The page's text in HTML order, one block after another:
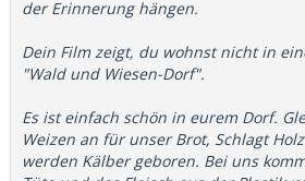
der Erinnerung hängen.
Dein Film zeigt, du wohnst nicht in
"Wald und Wiesen-Dorf".
Es ist einfach schön in eurem Dorf.
Weizen an für unser Brot, Schlagt
werden Kälber geboren. Bei uns